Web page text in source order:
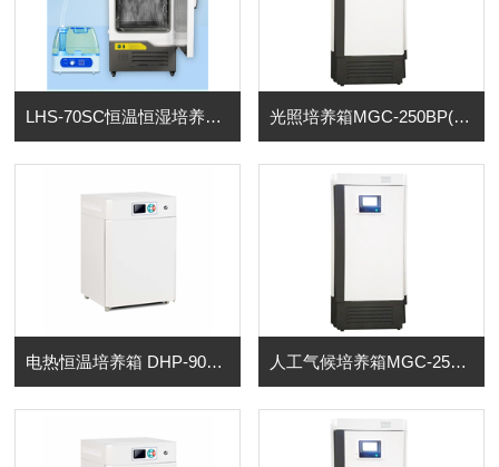
LHS-70SC恒温恒湿培养箱(70L) 光照培养箱MGC-250BP(250L)
电热恒温培养箱 DHP-9082(80L) 人工气候培养箱MGC-250HP(250L)